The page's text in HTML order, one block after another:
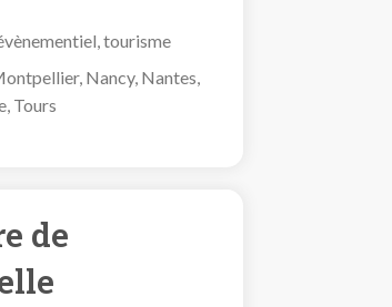
tourisme
Nancy, Nantes,
Tours
de